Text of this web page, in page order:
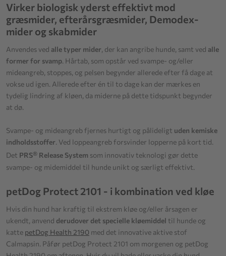
Virker biologisk yderst effektivt mod
græsmider, efterårsgræsmider, Demodex-
mider og skabmider
Anvendes ved alle typer mider, der kan angribe hunde, samt ved alle
former for svamp. Hårtab, som opstår ved svampe- og/eller
mideangreb, stoppes, og pelsen begynder allerede efter få dage at
vokse ud igen. Allerede efter én til to dage kan der mærkes en
tydelig lindring af kløen, da miderne på dette tidspunkt begynder
at dø.
Svampe- og mideangreb fjernes hurtigt og pålideligt uden kemiske
indholdsstoffer. Ved loppeangreb forsvinder lopperne på kort tid.
Det PRS® Release System som innovativ teknologi gør dette
svampe- og midemiddel til hunde unikt og særligt effektivt.
petDog Protect 2101 - i kombination ved kløe
Hvis din hund har kraftig til ekstrem kløe og/eller årsagen er
ukendt, anvend derudover det specielle kløemiddel til hunde og
katte petDog Health 2190 med det innovative aktive stof
Calmapsin. Påfør petDog Protect 2101 om morgenen og petDog